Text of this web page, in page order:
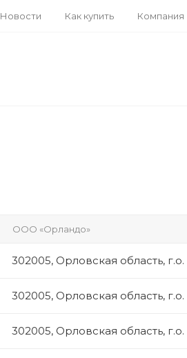
Новости Как купить Компания
ООО «Орландо»
302005, Орловская область,
302005, Орловская область,
302005, Орловская область,